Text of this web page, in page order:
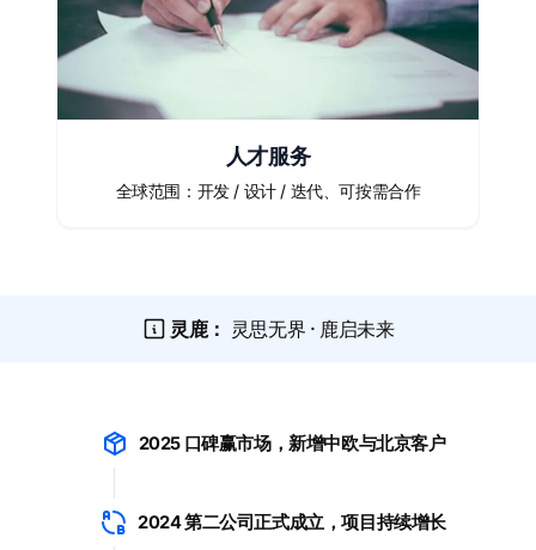
人才服务
全球范围：开发 / 设计 / 迭代、可按需合作
灵鹿： 灵思无界 · 鹿启未来
2025 口碑赢市场，新增中欧与北京客户
2024 第二公司正式成立，项目持续增长